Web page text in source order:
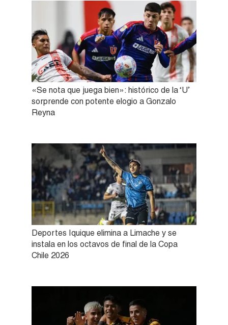
«Se nota que juega bien»: histórico de la ‘U’
sorprende con potente elogio a Gonzalo
Reyna
Deportes Iquique elimina a Limache y se
instala en los octavos de final de la Copa
Chile 2026